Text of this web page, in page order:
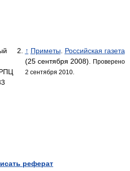
↑ Приметы. Российская газета
(25 сентября 2008). Проверено
2 сентября 2010.
реферат